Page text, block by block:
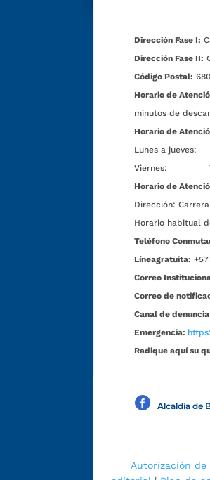
Dirección Fase I:
Dirección Fase II:
Código Postal:
Horario de
minutos de
Horario de
Lunes a jueves:
Viernes: 7:00
Horario de
Dirección:
Horario habitual
Teléfono
Líneagratuita:
Correo
Correo de
Canal de
Emergencia:
Radique aquí su
Alcaldía de
Autorización de